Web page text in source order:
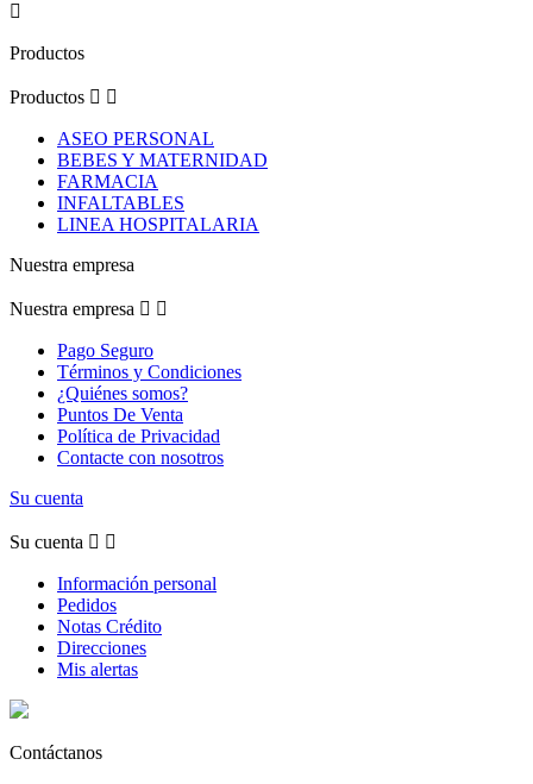

Productos
Productos  
ASEO PERSONAL
BEBES Y MATERNIDAD
FARMACIA
INFALTABLES
LINEA HOSPITALARIA
Nuestra empresa
Nuestra empresa  
Pago Seguro
Términos y Condiciones
¿Quiénes somos?
Puntos De Venta
Política de Privacidad
Contacte con nosotros
Su cuenta
Su cuenta  
Información personal
Pedidos
Notas Crédito
Direcciones
Mis alertas
Contáctanos